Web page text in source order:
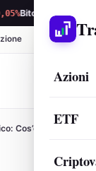
Azioni
ETF
65.035,70▲ 1,11%
Cos’è, Come